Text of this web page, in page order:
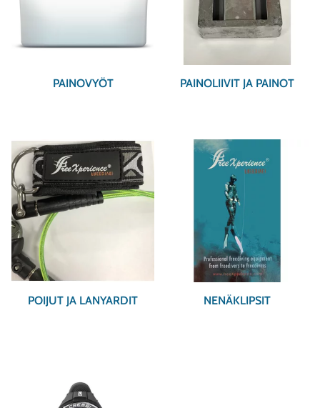
PAINOVYÖT PAINOLIIVIT JA PAINOT
POIJUT JA LANYARDIT NENÄKLIPSIT